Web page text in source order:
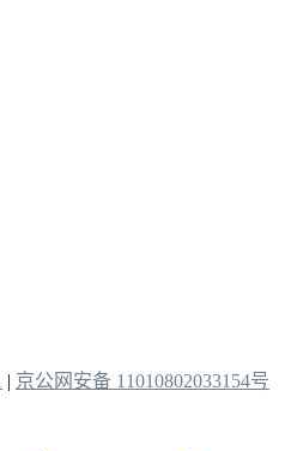
| 京公网安备 11010802033154号